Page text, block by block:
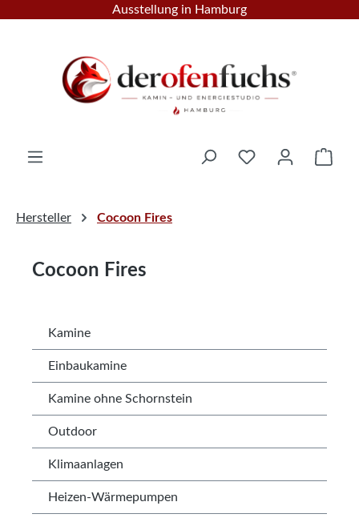
Zum Hauptinhalt springen
Ausstellung in Hamburg
Hersteller Cocoon Fires
Cocoon Fires
Kamine
Einbaukamine
Kamine ohne Schornstein
Outdoor
Klimaanlagen
Heizen-Wärmepumpen